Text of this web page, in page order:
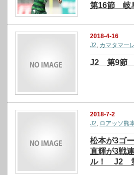
第16節 岐
2018-4-16
J2, カマタマー
J2 第9節
2018-7-2
J2, ロアッソ熊
松本が3ゴ
直輝が3戦
ル！ J2